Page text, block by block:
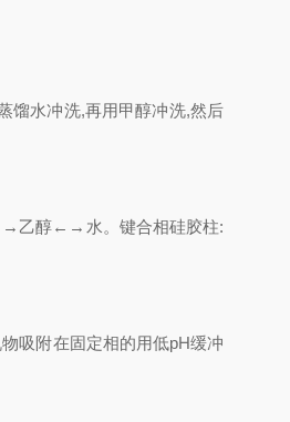
馏水冲洗,再用甲醇冲洗,然后
乙醇←→水。键合相硅胶柱:
吸附在固定相的用低pH缓冲